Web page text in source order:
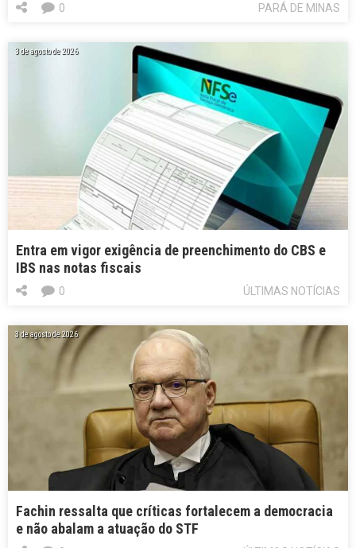
PARÁ DE MINAS
0
3 de agosto de 2026
Entra em vigor exigência de preenchimento do CBS e
IBS nas notas fiscais
ÚLTIMAS NOTÍCIAS
0
3 de agosto de 2026
Fachin ressalta que críticas fortalecem a democracia
e não abalam a atuação do STF